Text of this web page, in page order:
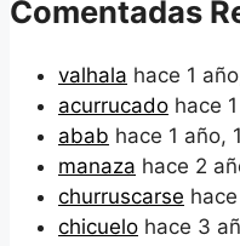
Comentadas
valhala hace 1
acurrucado hace
abab hace 1 año,
manaza hace 2
churruscarse
chicuelo hace 3